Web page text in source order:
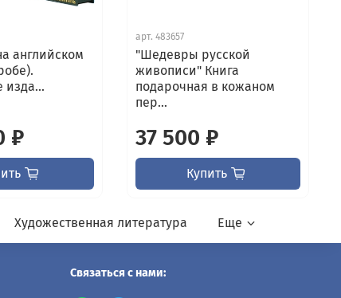
английском
изда...
₽
арт.483657
"Шедевры русской
живописи" Книга
подарочная в кожаном
пер...
37 500 ₽
Купить
Художественная литература Еще
Связаться с нами: